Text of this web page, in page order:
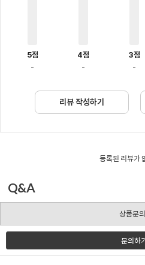
5점
-
4점
-
3점
-
리뷰 작성하기
등록된 리뷰가
Q&A
상품문
문의하기